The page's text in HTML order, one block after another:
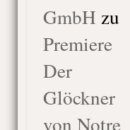
GmbH zu
Premiere
Der
Glöckner
von Notre